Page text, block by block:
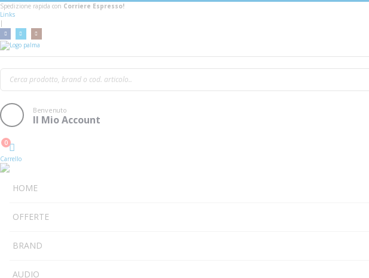
Spedizione rapida con Corriere Espresso!
Links
|
Benvenuto
Il Mio Account
Cart
0
Carrello
HOME
OFFERTE
BRAND
AUDIO